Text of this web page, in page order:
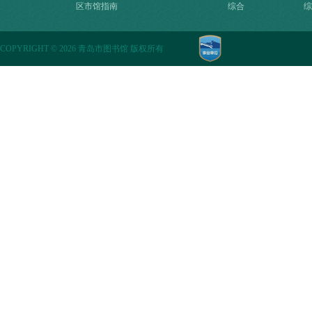
区市馆指南 综合
COPYRIGHT © 2026 青岛市图书馆 版权所有